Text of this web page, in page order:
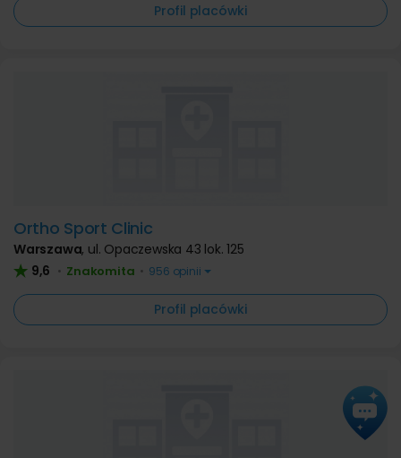
Profil placówki
Ortho Sport Clinic
Warszawa, ul. Opaczewska 43 lok. 125
9,6 • Znakomita • 956 opinii
Profil placówki